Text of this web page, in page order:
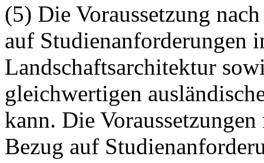
(5) Die Voraussetzung
auf Studienanforderungen
Landschaftsarchitektur
gleichwertigen
kann. Die
Bezug auf